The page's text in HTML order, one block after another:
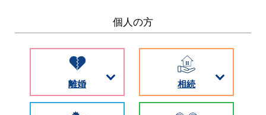
個人の方
離婚 相続